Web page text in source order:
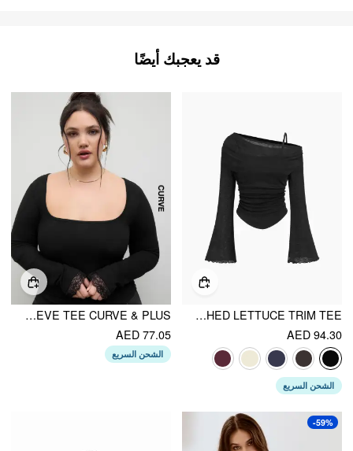
قد يعجبك أيضًا
ASYMMETRICAL NECK RUCHED LETTUCE TRIM TEE
AED 94.30
الشحن السريع
SQUARE NECK LACE TRIM RUCHED LONG SLEEVE TEE CURVE & PLUS
AED 77.05
الشحن السريع
-59%